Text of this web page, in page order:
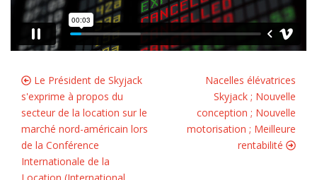
Le Président de Skyjack
s'exprime à propos du
secteur de la location sur le
marché nord-américain lors
de la Conférence
Internationale de la
Nacelles élévatrices
Skyjack ; Nouvelle
conception ; Nouvelle
motorisation ; Meilleure
rentabilité